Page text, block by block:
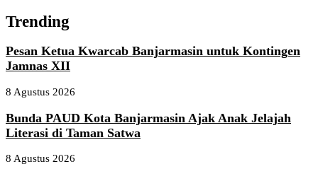
Trending
Pesan Ketua Kwarcab Banjarmasin untuk Kontingen
Jamnas XII
8 Agustus 2026
Bunda PAUD Kota Banjarmasin Ajak Anak Jelajah
Literasi di Taman Satwa
8 Agustus 2026